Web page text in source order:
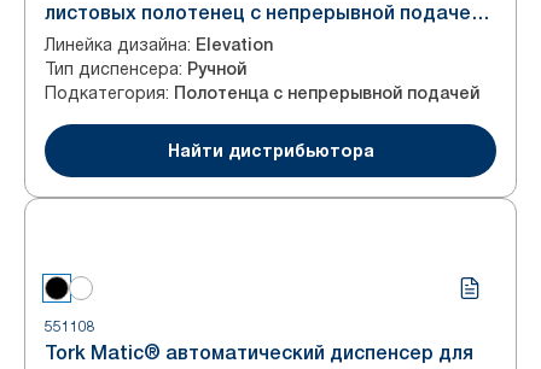
листовых полотенец с непрерывной подачей,
система Н5, черный
Линейка дизайна: Elevation
Тип диспенсера: Ручной
Подкатегория: Полотенца с непрерывной подачей
Найти дистрибьютора
551108
Tork Matic® автоматический диспенсер для